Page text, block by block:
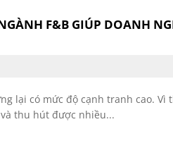
F&B GIÚP DOANH
lại có mức độ cạnh tranh cao. Vì
thu hút được nhiều...